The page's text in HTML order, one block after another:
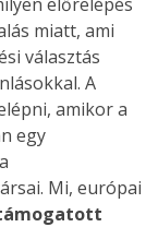
miatt, ami
választás
A
amikor a
egy
Mi, európai